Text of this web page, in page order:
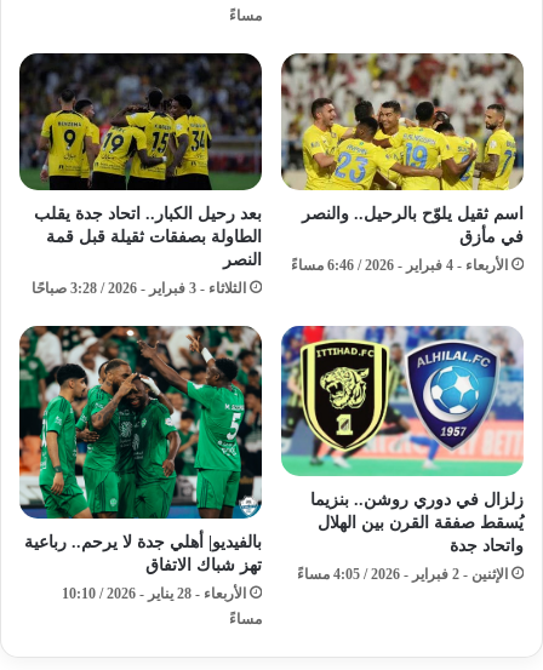
مساءً
اسم ثقيل يلوّح بالرحيل.. والنصر
في مأزق
الأربعاء - 4 فبراير - 2026 / 6:46 مساءً
بعد رحيل الكبار.. اتحاد جدة يقلب
الطاولة بصفقات ثقيلة قبل قمة
النصر
الثلاثاء - 3 فبراير - 2026 / 3:28 صباحًا
زلزال في دوري روشن.. بنزيما
يُسقط صفقة القرن بين الهلال
واتحاد جدة
الإثنين - 2 فبراير - 2026 / 4:05 مساءً
بالفيديو| أهلي جدة لا يرحم.. رباعية
تهز شباك الاتفاق
الأربعاء - 28 يناير - 2026 / 10:10
مساءً